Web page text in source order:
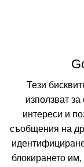
Тези
използват
интереси и
съобщения на
блокирането